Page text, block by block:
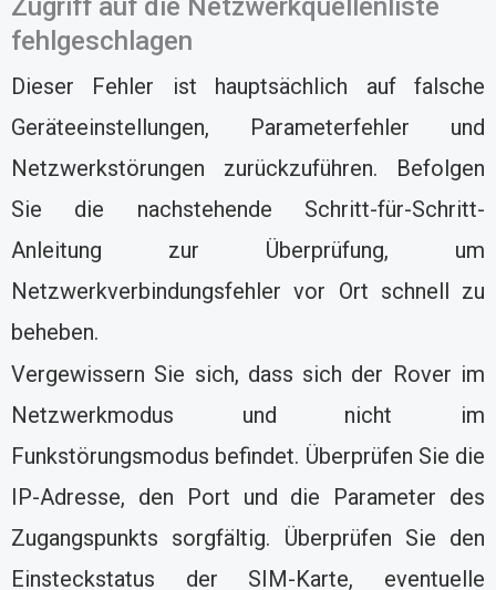
Zugriff auf die Netzwerkquellenliste
fehlgeschlagen
Dieser Fehler ist hauptsächlich auf falsche
Geräteeinstellungen, Parameterfehler und
Netzwerkstörungen zurückzuführen. Befolgen
Sie die nachstehende Schritt-für-Schritt-
Anleitung zur Überprüfung, um
Netzwerkverbindungsfehler vor Ort schnell zu
beheben.
Vergewissern Sie sich, dass sich der Rover im
Netzwerkmodus und nicht im
Funkstörungsmodus befindet. Überprüfen Sie die
IP-Adresse, den Port und die Parameter des
Zugangspunkts sorgfältig. Überprüfen Sie den
Einsteckstatus der SIM-Karte, eventuelle